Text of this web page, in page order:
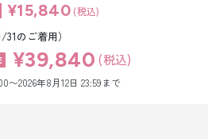
¥15,840 (税込)
のご着用）
¥39,840 (税込)
〜2026年8月12日 23:59まで